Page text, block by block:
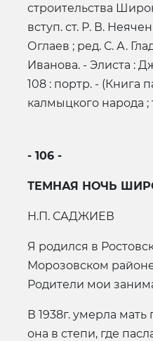
строительства
вступ. ст. Р. В.
Оглаев ; ред. С. А.
Иванова. - Элиста :
108 : портр. - (Книга
калмыцкого народа ;
- 106 -
ТЕМНАЯ НОЧЬ
Н.П. САДЖИЕВ
Я родился в
Морозовском
Родители мои
В 1938г. умерла
она в степи, где